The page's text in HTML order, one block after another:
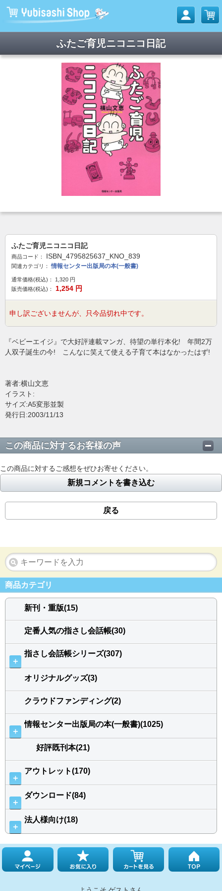
ふたご育児ニコニコ日記
ふたご育児ニコニコ日記
商品コード： ISBN_4795825637_KNO_839
関連カテゴリ： 情報センター出版局の本(一般書)
通常価格(税込)： 1,320 円
販売価格(税込)：
1,254 円
申し訳ございませんが、只今品切れ中です。
『ベビーエイジ』で大好評連載マンガ、待望の単行本化! 年間2万
人双子誕生の今! こんなに笑えて使える子育て本はなかったはず!
著者:横山文恵
イラスト:
サイズ:A5変形並製
発行日:2003/11/13
この商品に対するお客様の声
この商品に対するご感想をぜひお寄せください。
新規コメントを書き込む
戻る
商品カテゴリ
新刊・重版(15)
定番人気の指さし会話帳(30)
＋
指さし会話帳シリーズ(307)
オリジナルグッズ(3)
クラウドファンディング(2)
＋
情報センター出版局の本(一般書)(1025)
好評既刊本(21)
＋
アウトレット(170)
＋
ダウンロード(84)
＋
法人様向け(18)